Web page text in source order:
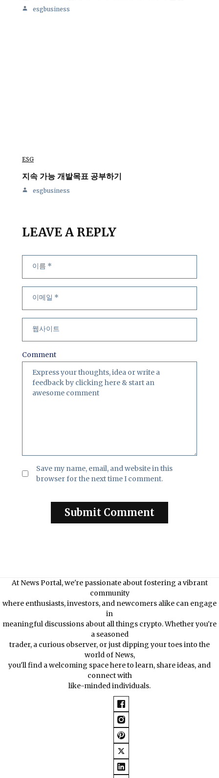
esgbusiness
ESG
지속 가능 개발목표 공부하기
esgbusiness
LEAVE A REPLY
Comment
Save my name, email, and website in this
browser for the next time I comment.
At News Portal, we're passionate about fostering a vibrant
community
where enthusiasts, investors, and newcomers alike can engage
in
meaningful discussions about all things crypto. Whether you're
a seasoned
trader, a curious observer, or just dipping your toes into the
world of News,
you'll find a welcoming space here to learn, share ideas, and
connect with
like-minded individuals.